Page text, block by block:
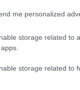
me personalized
storage related to
storage related to